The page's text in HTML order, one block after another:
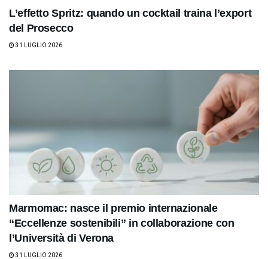
L’effetto Spritz: quando un cocktail traina l’export
del Prosecco
31 LUGLIO 2026
Marmomac: nasce il premio internazionale
“Eccellenze sostenibili” in collaborazione con
l’Università di Verona
31 LUGLIO 2026